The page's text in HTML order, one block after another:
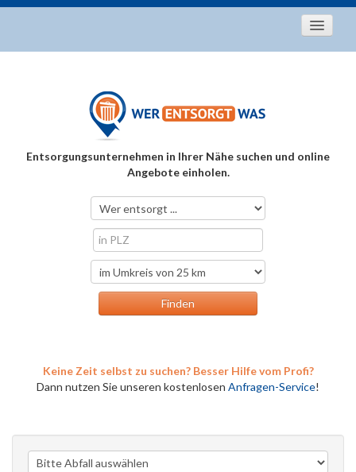
Entsorgungstipps
Über uns
Entsorgungsunternehmen in Ihrer Nähe suchen und online
Angebote einholen.
Keine Zeit selbst zu suchen? Besser Hilfe vom Profi?
Dann nutzen Sie unseren kostenlosen Anfragen-Service!